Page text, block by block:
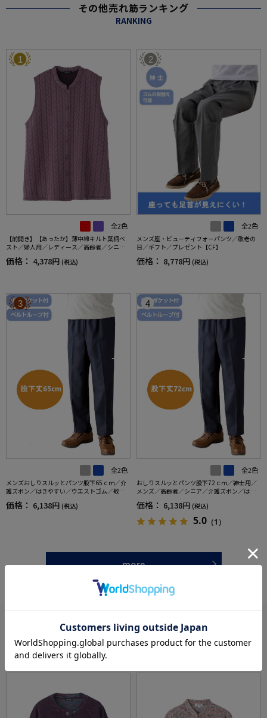
その他売れ筋ランキング
RANKING
1
全2色
【前開き】【あったか】薄中綿キルト葉柄ベ
スト／婦人用／レディース／高齢者／シニア
／秋冬／洗濯OK／自宅で洗える／名前記入欄
付／両脇ポケット／お出かけ／ギフト【CF】
価格： 4,378円 (税込)
2
全2色
メンズ座・ビューティフォーパンツ／敬老の
日／ギフト／プレゼント【CF】
価格： 8,778円 (税込)
3
全2色
メンズおしりスルッとパンツ股下65ｃｍ／介
護ズボン／はきやすい／ウエストゴム／敬老
の日／ギフト／プレゼント【CF】
価格： 6,138円 (税込)
4
全2色
おしりスルッとパンツ股下72ｃｍ／紳士用／
メンズ／高齢者／シニア／介護ズボン／はき
やすい／ウエストゴム／敬老の日／ギフト／
プレゼント【CF】
価格： 6,138円 (税込)
5.0 （1）
more
あなたへのおすすめ
RECOMMEND ITEM